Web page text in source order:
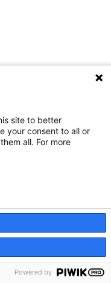
site to better
your consent to all or
all. For more
Powered by